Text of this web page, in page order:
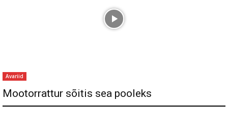
Avariid
Mootorrattur sõitis sea pooleks